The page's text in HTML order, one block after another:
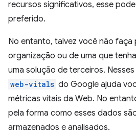
recursos significativos, esse
preferido.
No entanto, talvez você não
organização ou de uma que
uma solução de terceiros.
web-vitals do Google ajuda
métricas vitais da Web. No
pela forma como esses dados
armazenados e analisados.